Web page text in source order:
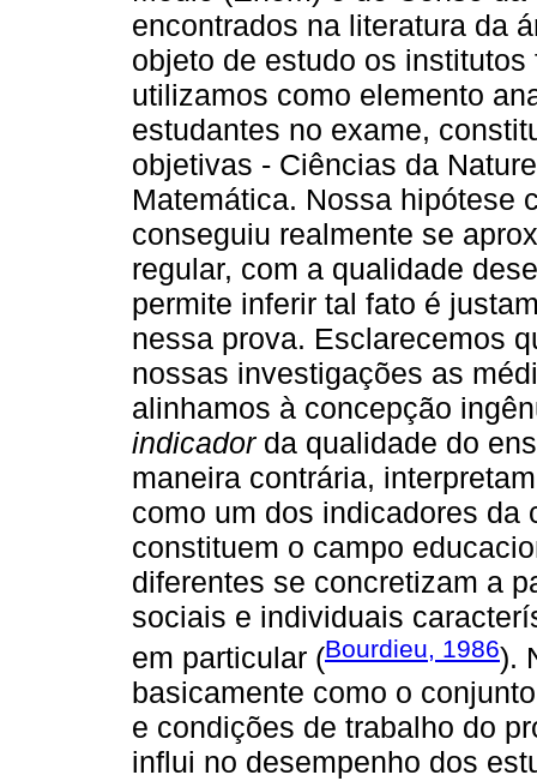
encontrados na literatura da
objeto de estudo os
utilizamos como elemento
estudantes no exame,
objetivas - Ciências da
Matemática. Nossa hipótese
conseguiu realmente se
regular, com a qualidade
permite inferir tal fato é
nessa prova. Esclarecemos
nossas investigações as
alinhamos à concepção
indicadorda qualidade do
maneira contrária,
como um dos indicadores da
constituem o campo
diferentes se concretizam a
sociais e individuais
em particular (Bourdieu, 1986).
basicamente como o
e condições de trabalho do
influi no desempenho dos